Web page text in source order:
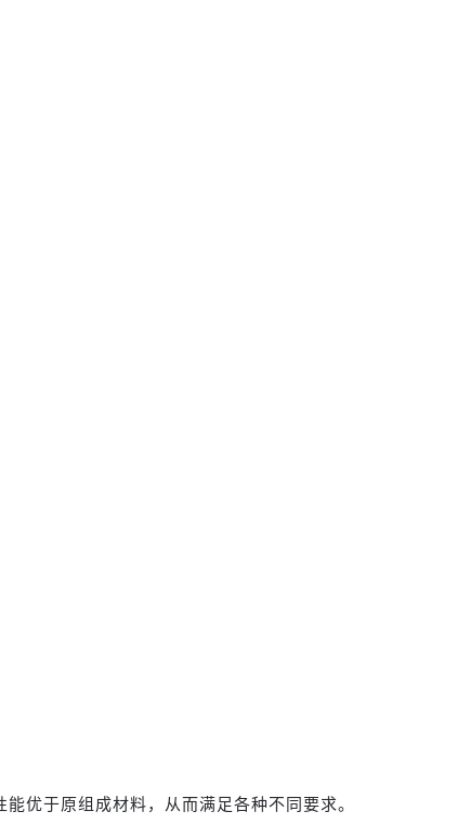
优于原组成材料，从而满足各种不同要求。